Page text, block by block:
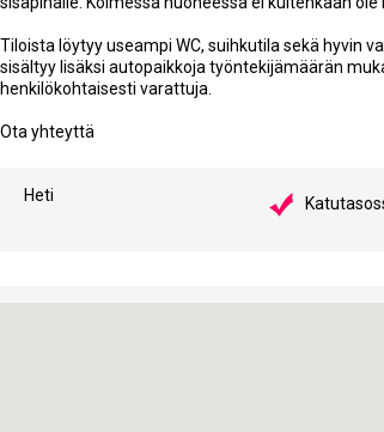
Tiloista löytyy useampi WC, suihkutila sekä hyvin
sisältyy lisäksi autopaikkoja työntekijämäärän
henkilökohtaisesti varattuja.
Ota yhteyttä
Heti